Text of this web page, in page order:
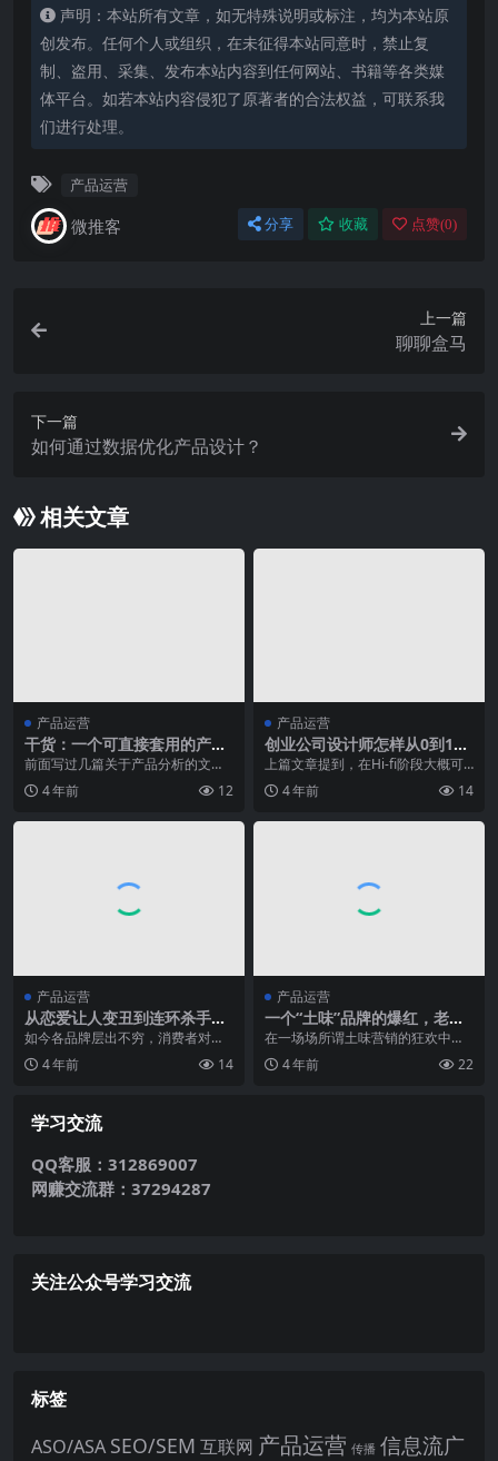
声明：本站所有文章，如无特殊说明或标注，均为本站原
创发布。任何个人或组织，在未征得本站同意时，禁止复
制、盗用、采集、发布本站内容到任何网站、书籍等各类媒
体平台。如若本站内容侵犯了原著者的合法权益，可联系我
们进行处理。
产品运营
微推客 分享 收藏 点赞(0)
上一篇
聊聊盒马
下一篇
如何通过数据优化产品设计？
相关文章
产品运营
干货：一个可直接套用的产品
分析框架
前面写过几篇关于产品分析的文
章，如Real如我、绿洲、人人等，
都是近期推出的新产...
4 年前 12
产品运营
创业公司设计师怎样从0到1设
计一款APP（四）——Hi-fi输
出（下篇）
上篇文章提到，在Hi-fi阶段大概可
以分为前期、中期和后期三个阶
段。这篇文章就是...
4 年前 14
产品运营
从恋爱让人变丑到连环杀手的
癖好，品牌如何制造持久消费
欲？
如今各品牌层出不穷，消费者对一
些新品牌没有足够的记忆或者关
注，以至于对一些品牌的...
4 年前 14
产品运营
一个“土味”品牌的爆红，老乡
鸡为啥每次都能抓住大众的G
点？
在一场场所谓土味营销的狂欢中，
嬉笑讨论之间是忙碌生活的一种调
剂，它让每个人实现了...
4 年前 22
学习交流
QQ客服：312869007
网赚交流群：37294287
关注公众号学习交流
标签
ASO/ASA SEO/SEM 互联网 产品运营 传播 信息流广